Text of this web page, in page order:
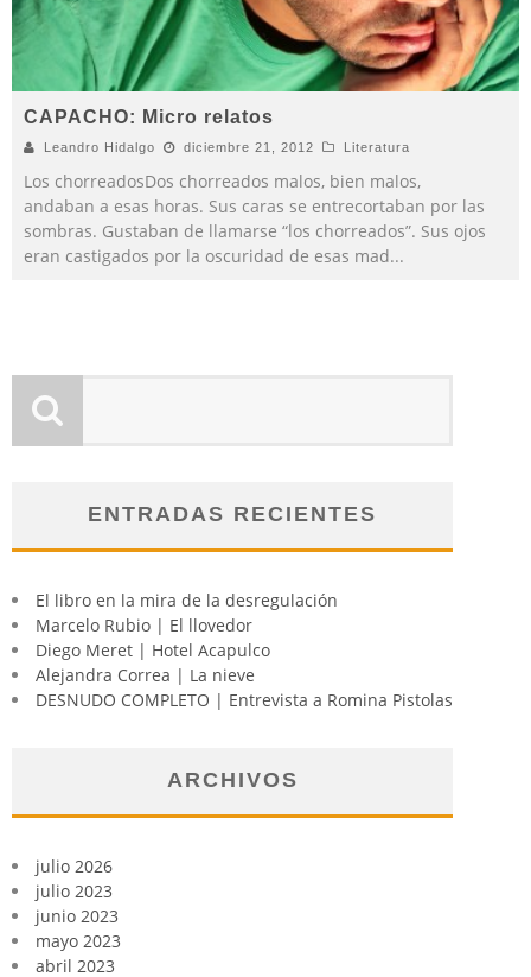
CAPACHO: Micro relatos
Leandro Hidalgo diciembre 21, 2012 Literatura
Los chorreadosDos chorreados malos, bien malos,
andaban a esas horas. Sus caras se entrecortaban por las
sombras. Gustaban de llamarse “los chorreados”. Sus ojos
eran castigados por la oscuridad de esas mad...
ENTRADAS RECIENTES
El libro en la mira de la desregulación
Marcelo Rubio | El llovedor
Diego Meret | Hotel Acapulco
Alejandra Correa | La nieve
DESNUDO COMPLETO | Entrevista a Romina Pistolas
ARCHIVOS
julio 2026
julio 2023
junio 2023
mayo 2023
abril 2023